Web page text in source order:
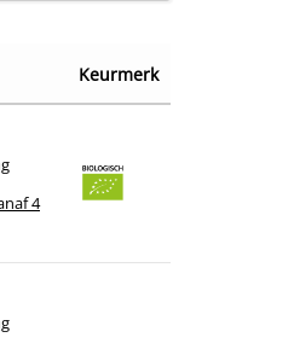
op naam A - Z
op naam Z - A
op winkel
op merk
Keurmerk
4